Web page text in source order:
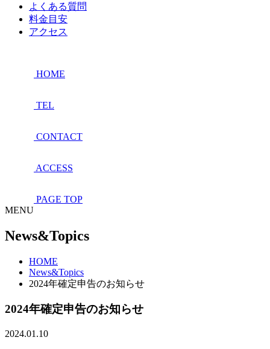
よくある質問
料金目安
アクセス
HOME
TEL
CONTACT
ACCESS
PAGE TOP
MENU
News&Topics
HOME
News&Topics
2024年確定申告のお知らせ
2024年確定申告のお知らせ
2024.01.10